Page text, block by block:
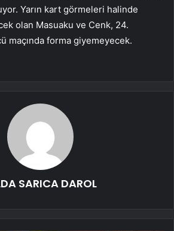
Yarın kart görmeleri halinde
olan Masuaku ve Cenk, 24.
maçında forma giyemeyecek.
SARICA DAROL